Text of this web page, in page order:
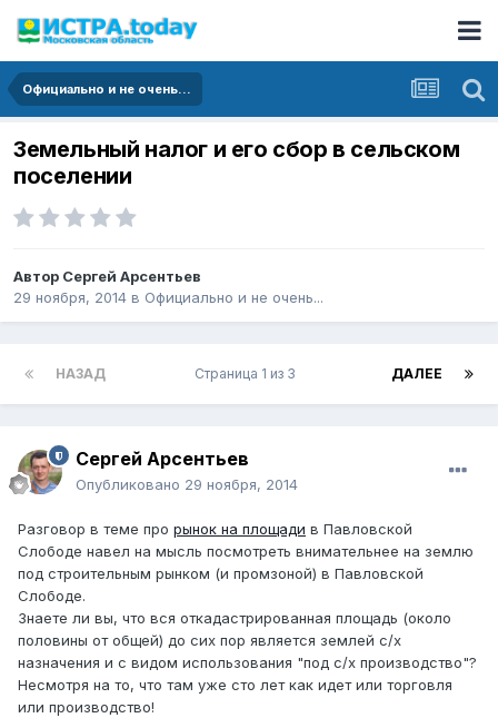
Официально и не очень...
Земельный налог и его сбор в сельском
поселении
Автор Сергей Арсентьев
29 ноября, 2014 в Официально и не очень...
НАЗАД ДАЛЕЕ
Страница 1 из 3
Сергей Арсентьев
Опубликовано 29 ноября, 2014
Разговор в теме про рынок на площади в Павловской
Слободе навел на мысль посмотреть внимательнее на землю
под строительным рынком (и промзоной) в Павловской
Слободе.
Знаете ли вы, что вся откадастрированная площадь (около
половины от общей) до сих пор является землей с/х
назначения и с видом использования "под с/х производство"?
Несмотря на то, что там уже сто лет как идет или торговля
или производство!